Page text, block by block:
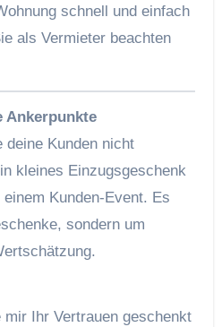
schnell und einfach
als Vermieter beachten
Ankerpunkte
deine Kunden nicht
kleines Einzugsgeschenk
Kunden-Event. Es
sondern um
mir Ihr Vertrauen geschenkt